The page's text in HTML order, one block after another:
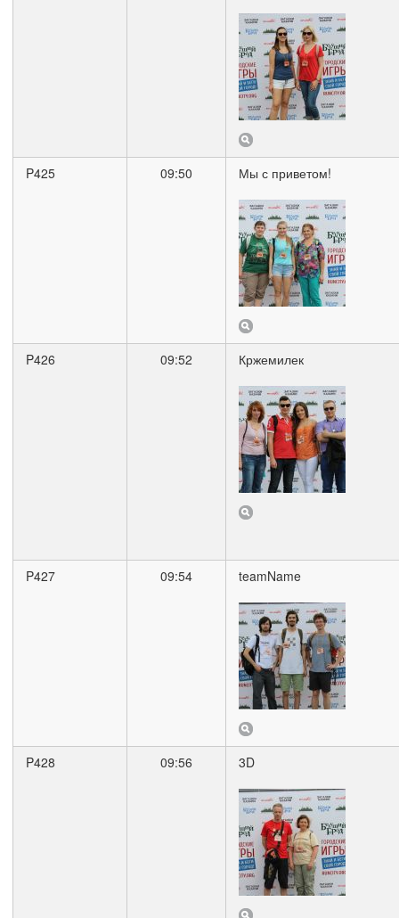
P425 09:50 Мы с приветом!
P426 09:52 Кржемилек
P427 09:54 teamName
P428 09:56 3D